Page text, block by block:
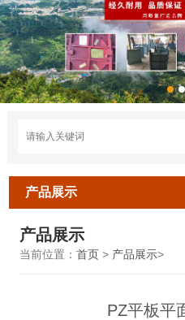
产品展示
产品展示
当前位置： 首页> 产品展示>
PZ平板平